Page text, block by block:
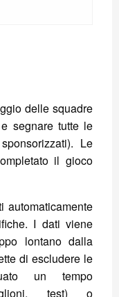
delle squadre
segnare tutte le
Le
il gioco
automaticamente
I dati viene
lontano dalla
di escludere le
un tempo
test) o